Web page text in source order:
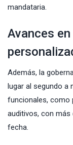
mandataria.
Avances
Además, la
lugar al segundo a
funcionales, como
auditivos, con
fecha.